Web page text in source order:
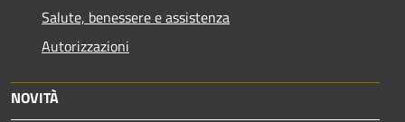
Salute, benessere e assistenza
Autorizzazioni
NOVITÀ